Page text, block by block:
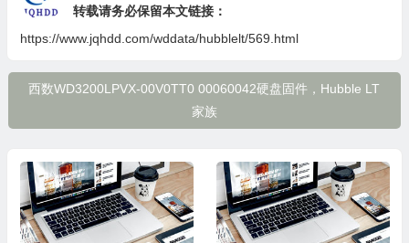
转载请务必保留本文链接：
https://www.jqhdd.com/wddata/hubblelt/569.html
西数WD3200LPVX-00V0TT0 00060042硬盘固件，Hubble LT
家族